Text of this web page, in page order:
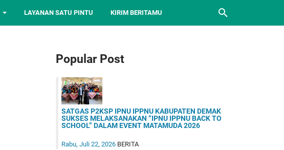
LAYANAN SATU PINTU KIRIM BERITAMU
Popular Post
SATGAS P2KSP IPNU IPPNU KABUPATEN DEMAK
SUKSES MELAKSANAKAN “IPNU IPPNU BACK TO
SCHOOL” DALAM EVENT MATAMUDA 2026
Rabu, Juli 22, 2026 BERITA